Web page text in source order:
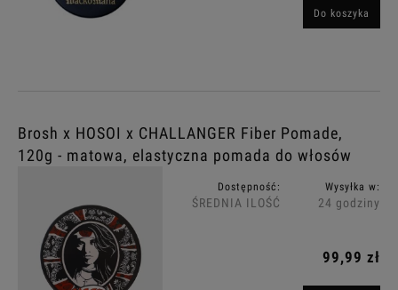
Do koszyka
Brosh x HOSOI x CHALLANGER Fiber Pomade,
120g - matowa, elastyczna pomada do włosów
Dostępność:
ŚREDNIA ILOŚĆ
Wysyłka w:
24 godziny
99,99 zł